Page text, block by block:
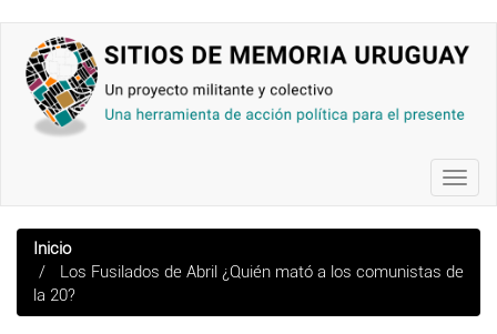
contenido
principal
Inicio
Los Fusilados de Abril ¿Quién mató a los comunistas de
la 20?